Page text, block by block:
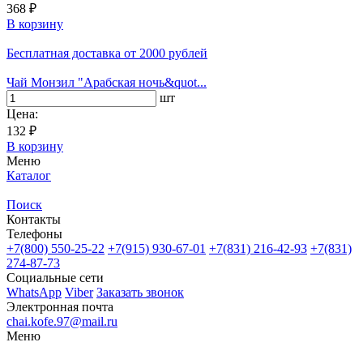
368 ₽
В корзину
Бесплатная доставка от 2000 рублей
Чай Монзил "Арабская ночь&quot...
шт
Цена:
132 ₽
В корзину
Меню
Каталог
Поиск
Контакты
Телефоны
+7(800) 550-25-22 +7(915) 930-67-01 +7(831) 216-42-93 +7(831)
274-87-73
Социальные сети
WhatsApp Viber Заказать звонок
Электронная почта
chai.kofe.97@mail.ru
Меню